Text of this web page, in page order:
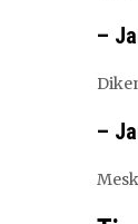
–
–